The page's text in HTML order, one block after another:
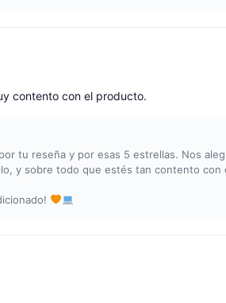
contento con el producto.
tu reseña y por esas 5 estrellas. Nos
y sobre todo que estés tan contento con